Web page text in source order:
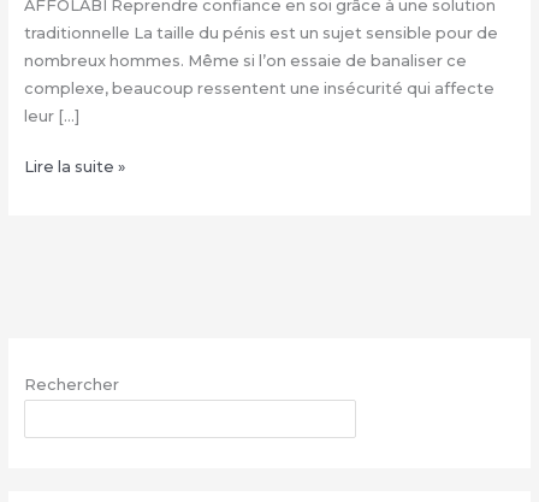
AFFOLABI Reprendre confiance en soi grâce à une solution
traditionnelle La taille du pénis est un sujet sensible pour de
nombreux hommes. Même si l’on essaie de banaliser ce
complexe, beaucoup ressentent une insécurité qui affecte
leur […]
COMMENT
68
07
Lire la suite »
Rechercher